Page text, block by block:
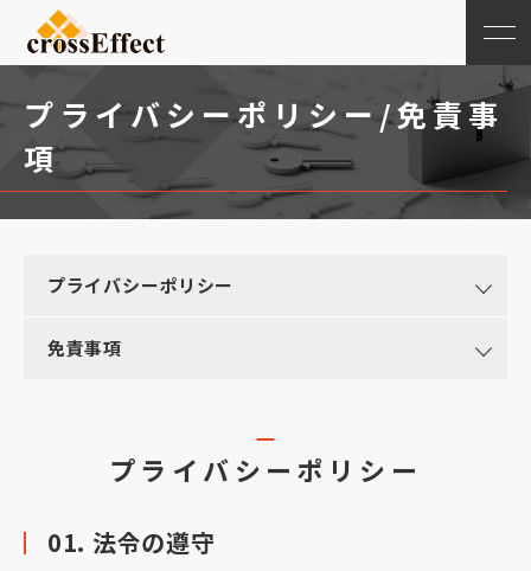
プライバシーポリシー/免責事
項
プライバシーポリシー
免責事項
プライバシーポリシー
01. 法令の遵守